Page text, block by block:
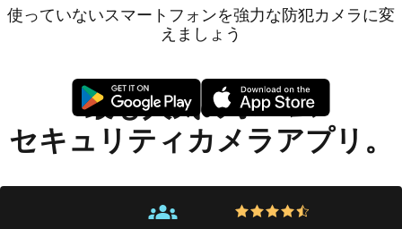
使っていないスマートフォンを強力な防犯カメラに変
えましょう
最も人気のホーム
セキュリティカメラアプリ。